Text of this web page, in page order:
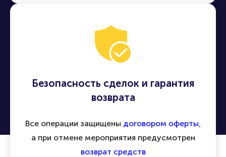
Безопасность сделок и гарантия
возврата
Все операции защищены договором оферты,
а при отмене мероприятия предусмотрен
возврат средств